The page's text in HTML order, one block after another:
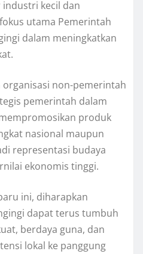
kecil dan
utama Pemerintah
dalam meningkatkan
non-pemerintah
pemerintah dalam
produk
nasional maupun
representasi budaya
ekonomis tinggi.
ini, diharapkan
dapat terus tumbuh
berdaya guna, dan
lokal ke panggung